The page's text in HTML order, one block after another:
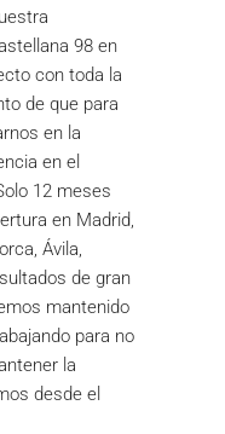
98 en
con toda la
de que para
en la
en el
12 meses
en Madrid,
Ávila,
de gran
mantenido
para no
la
desde el